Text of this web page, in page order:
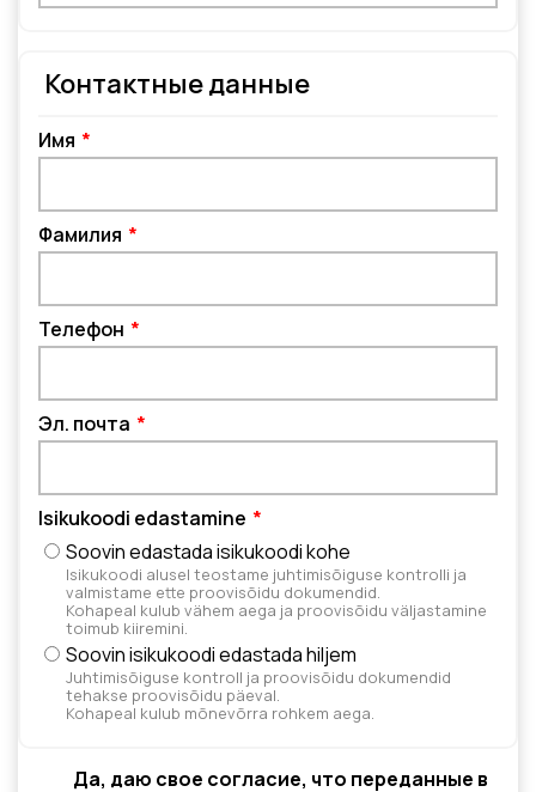
Контактные данные
Имя
Фамилия
Телефон
Эл. почта
Isikukoodi edastamine
Soovin edastada isikukoodi kohe
Isikukoodi alusel teostame juhtimisõiguse kontrolli ja
valmistame ette proovisõidu dokumendid.
Kohapeal kulub vähem aega ja proovisõidu väljastamine
toimub kiiremini.
Soovin isikukoodi edastada hiljem
Juhtimisõiguse kontroll ja proovisõidu dokumendid
tehakse proovisõidu päeval.
Kohapeal kulub mõnevõrra rohkem aega.
Да, даю свое согласие, что переданные в